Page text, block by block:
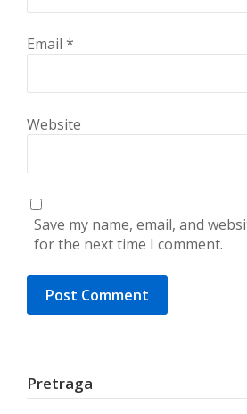
Email *
Website
Save my name, email, and
for the next time I comment.
Pretraga